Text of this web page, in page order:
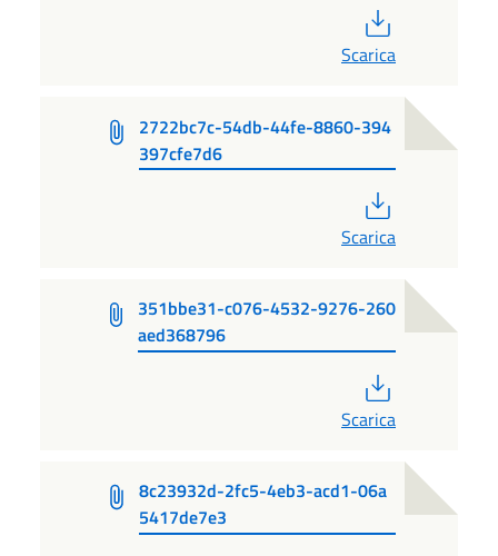
Scarica
2722bc7c-54db-44fe-8860-394
397cfe7d6
Scarica
351bbe31-c076-4532-9276-260
aed368796
Scarica
8c23932d-2fc5-4eb3-acd1-06a
5417de7e3